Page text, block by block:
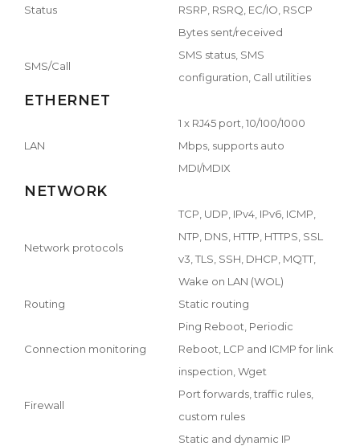
Status
RSRP, RSRQ, EC/IO, RSCP
Bytes sent/received
SMS/Call
SMS status, SMS
configuration, Call utilities
ETHERNET
LAN
1 x RJ45 port, 10/100/1000
Mbps, supports auto
MDI/MDIX
NETWORK
Network protocols
TCP, UDP, IPv4, IPv6, ICMP,
NTP, DNS, HTTP, HTTPS, SSL
v3, TLS, SSH, DHCP, MQTT,
Wake on LAN (WOL)
Routing
Static routing
Connection monitoring
Ping Reboot, Periodic
Reboot, LCP and ICMP for link
inspection, Wget
Firewall
Port forwards, traffic rules,
custom rules
Static and dynamic IP